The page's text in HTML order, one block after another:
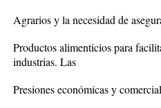
Agrarios y la necesidad de
Productos alimenticios para
industrias. Las
Presiones económicas y